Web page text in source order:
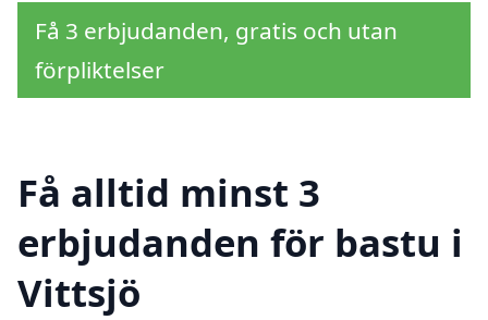
Få 3 erbjudanden, gratis och utan
förpliktelser
Få alltid minst 3
erbjudanden för bastu i
Vittsjö